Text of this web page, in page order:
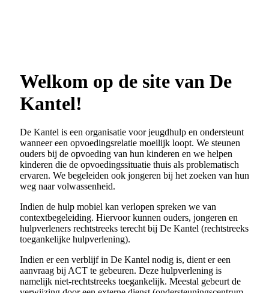
Welkom op de site van De
Kantel!
De Kantel is een organisatie voor jeugdhulp en ondersteunt
wanneer een opvoedingsrelatie moeilijk loopt. We steunen
ouders bij de opvoeding van hun kinderen en we helpen
kinderen die de opvoedingssituatie thuis als problematisch
ervaren. We begeleiden ook jongeren bij het zoeken van hun
weg naar volwassenheid.
Indien de hulp mobiel kan verlopen spreken we van
contextbegeleiding. Hiervoor kunnen ouders, jongeren en
hulpverleners rechtstreeks terecht bij De Kantel (rechtstreeks
toegankelijke hulpverlening).
Indien er een verblijf in De Kantel nodig is, dient er een
aanvraag bij ACT te gebeuren. Deze hulpverlening is
namelijk niet-rechtstreeks toegankelijk. Meestal gebeurt de